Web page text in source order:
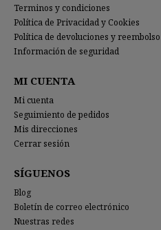
Terminos y condiciones
Política de Privacidad y Cookies
Política de devoluciones y reembolso
Información de seguridad
MI CUENTA
Mi cuenta
Seguimiento de pedidos
Mis direcciones
Cerrar sesión
SÍGUENOS
Blog
Boletín de correo electrónico
Nuestras redes